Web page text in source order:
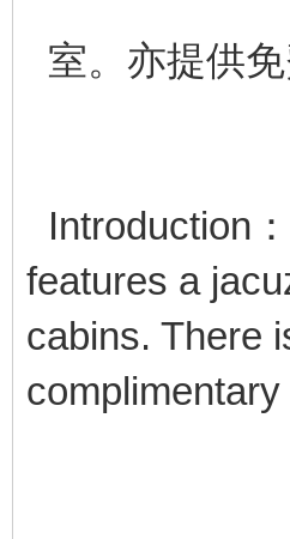
室。亦提供
Introduction
features a
cabins. There